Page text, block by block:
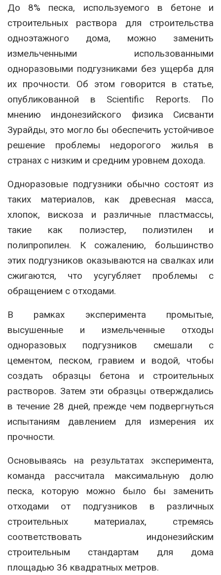
До 8% песка, используемого в бетоне и
строительных раствора для строительства
одноэтажного дома, можно заменить
измельченными использованными
одноразовыми подгузниками без ущерба для
их прочности. Об этом говорится в статье,
опубликованной в Scientific Reports. По
мнению индонезийского физика Сисванти
Зурайды, это могло бы обеспечить устойчивое
решение проблемы недорогого жилья в
странах с низким и средним уровнем дохода.
Одноразовые подгузники обычно состоят из
таких материалов, как древесная масса,
хлопок, вискоза и различные пластмассы,
такие как полиэстер, полиэтилен и
полипропилен. К сожалению, большинство
этих подгузников оказываются на свалках или
сжигаются, что усугубляет проблемы с
обращением с отходами.
В рамках эксперимента промытые,
высушенные и измельченные отходы
одноразовых подгузников смешали с
цементом, песком, гравием и водой, чтобы
создать образцы бетона и строительных
растворов. Затем эти образцы отверждались
в течение 28 дней, прежде чем подвергнуться
испытаниям давлением для измерения их
прочности.
Основываясь на результатах эксперимента,
команда рассчитала максимальную долю
песка, которую можно было бы заменить
отходами от подгузников в различных
строительных материалах, стремясь
соответствовать индонезийским
строительным стандартам для дома
площадью 36 квадратных метров.